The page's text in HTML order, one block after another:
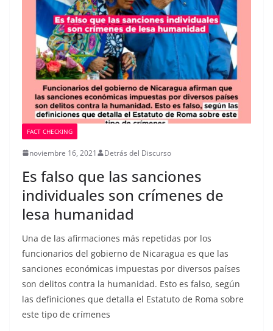
FACT CHECKING
noviembre 16, 2021 Detrás del Discurso
Es falso que las sanciones
individuales son crímenes de
lesa humanidad
Una de las afirmaciones más repetidas por los
funcionarios del gobierno de Nicaragua es que las
sanciones económicas impuestas por diversos países
son delitos contra la humanidad. Esto es falso, según
las definiciones que detalla el Estatuto de Roma sobre
este tipo de crímenes